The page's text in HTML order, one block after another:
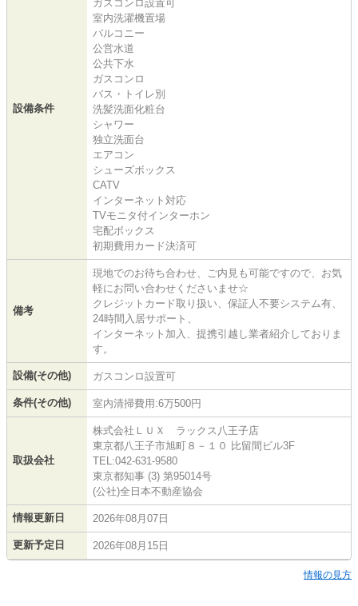
設備条件
ガスコンロ設置可
室内洗濯機置場
バルコニー
公営水道
公共下水
ガスコンロ
バス・トイレ別
洗髪洗面化粧台
シャワー
独立洗面台
エアコン
シューズボックス
CATV
インターネット対応
TVモニタ付インターホン
宅配ボックス
初期費用カード決済可
備考
現地でのお待ち合わせ、ご内見も可能ですので、お気
軽にお問い合わせくださいませ☆
クレジットカード取り扱い、保証人不要システム有、
24時間入居サポート、
インターネット加入、提携引越し業者紹介しておりま
す。
設備(その他) ガスコンロ設置可
条件(その他) 室内清掃費用:6万500円
取扱会社
株式会社ＬＵＸ ラックス八王子店
東京都八王子市旭町８－１０ 比留間ビル3F
TEL:042-631-9580
東京都知事 (3) 第95014号
(公社)全日本不動産協会
情報更新日 2026年08月07日
更新予定日 2026年08月15日
情報の見方